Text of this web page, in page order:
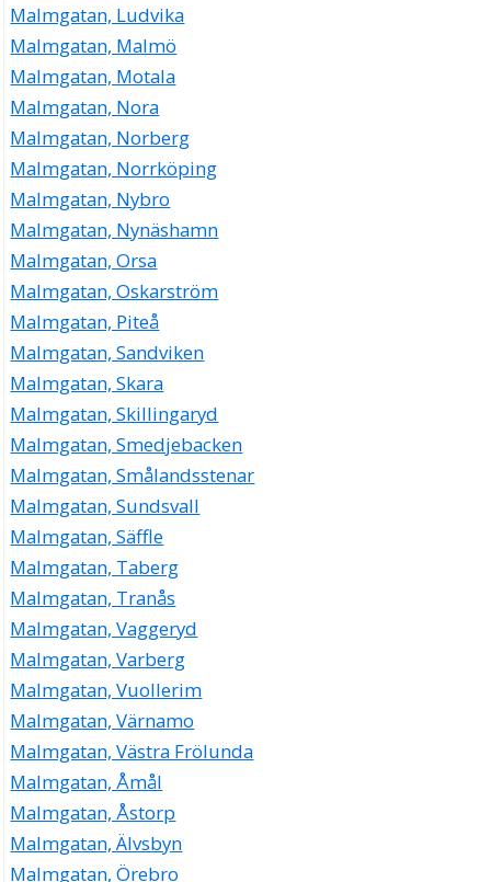
Malmgatan, Ludvika
Malmgatan, Malmö
Malmgatan, Motala
Malmgatan, Nora
Malmgatan, Norberg
Malmgatan, Norrköping
Malmgatan, Nybro
Malmgatan, Nynäshamn
Malmgatan, Orsa
Malmgatan, Oskarström
Malmgatan, Piteå
Malmgatan, Sandviken
Malmgatan, Skara
Malmgatan, Skillingaryd
Malmgatan, Smedjebacken
Malmgatan, Smålandsstenar
Malmgatan, Sundsvall
Malmgatan, Säffle
Malmgatan, Taberg
Malmgatan, Tranås
Malmgatan, Vaggeryd
Malmgatan, Varberg
Malmgatan, Vuollerim
Malmgatan, Värnamo
Malmgatan, Västra Frölunda
Malmgatan, Åmål
Malmgatan, Åstorp
Malmgatan, Älvsbyn
Malmgatan, Örebro